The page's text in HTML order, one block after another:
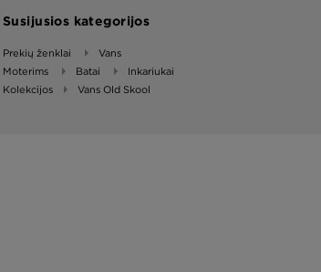
Susijusios kategorijos
Prekių ženklai
Vans
Moterims
Batai
Inkariukai
Kolekcijos
Vans Old Skool